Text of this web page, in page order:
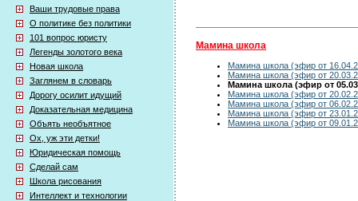
Ваши трудовые права
О политике без политики
101 вопрос юристу
Легенды золотого века
Новая школа
Заглянем в словарь
Дорогу осилит идущий
Доказательная медицина
Объять необъятное
Ох, уж эти детки!
Юридическая помощь
Сделай сам
Школа рисования
Интеллект и технологии
Мамина школа
Мамина школа (эфир от
Мамина школа (эфир от
Мамина школа (эфир от
Мамина школа (эфир от
Мамина школа (эфир от
Мамина школа (эфир от
Мамина школа (эфир от